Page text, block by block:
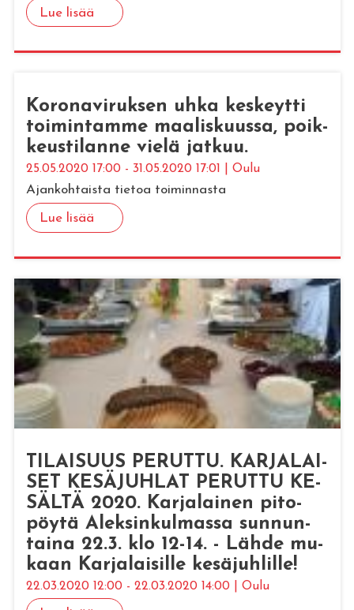
Lue lisää
Ko­ro­na­vi­ruk­sen uhka kes­keyt­ti
toi­min­tam­me maa­lis­kuus­sa, poik­
keus­ti­lan­ne vielä jat­kuu.
25.05.2020 17:00 - 31.05.2020 17:01 | Oulu
Ajankohtaista tietoa toiminnasta
Lue lisää
TI­LAI­SUUS PE­RUT­TU. KAR­JA­LAI­
SET KE­SÄ­JUH­LAT PE­RUT­TU KE­
SÄL­TÄ 2020. Kar­ja­lai­nen pi­to­
pöy­tä Alek­sin­kul­mas­sa sun­nun­
tai­na 22.3. klo 12-14. - Lähde mu­
kaan Kar­ja­lai­sil­le ke­sä­juh­lil­le!
22.03.2020 12:00 - 22.03.2020 14:00 | Oulu